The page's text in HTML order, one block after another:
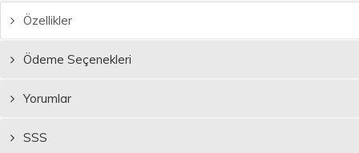
Özellikler
Ödeme Seçenekleri
Yorumlar
SSS